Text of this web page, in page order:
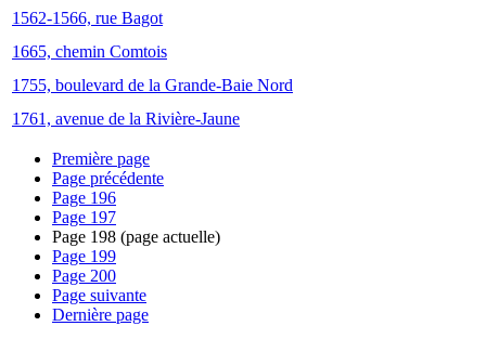
1562-1566, rue Bagot
1665, chemin Comtois
1755, boulevard de la Grande-Baie Nord
1761, avenue de la Rivière-Jaune
Première page
Page précédente
Page 196
Page 197
Page 198 (page actuelle)
Page 199
Page 200
Page suivante
Dernière page